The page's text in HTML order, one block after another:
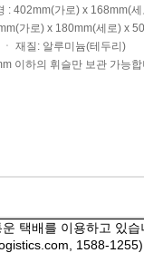
: 402mm(가로) x 168mm(
가로) x 180mm(세로) x
ㆍ 재질: 알루미늄(테두리)
이하의 휘슬만 보관 가능
택배를 이용하고 있
, 1588-1255)